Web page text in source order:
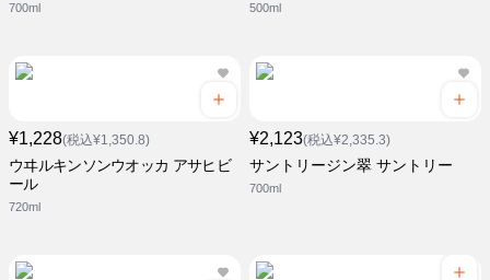
700ml 500ml
¥1,228(税込¥1,350.8)
ウヰルキンソンウオッカ アサヒビ
ール
720ml
¥2,123(税込¥2,335.3)
サントリージン翠 サントリー
700ml